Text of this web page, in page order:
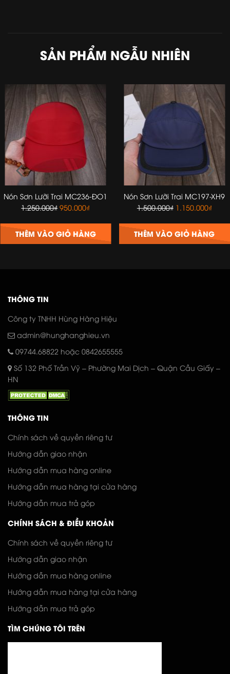
SẢN PHẨM NGẪU NHIÊN
Nón Sơn Lưỡi Trai MC236-ĐO1
1.250.000₫Giá
là:
1.250.000₫.
950.000₫
tại
là:
THÊM VÀO GIỎ HÀNG
Nón Sơn Lưỡi Trai MC197-XH9
1.500.000₫ Giá
là:
1.500.000₫.
1.150.000₫Giá
tại
là:
THÊM VÀO GIỎ HÀNG
THÔNG TIN
Công ty TNHH Hùng Hàng Hiệu
admin@hunghanghieu.vn
09744.68822 hoặc 0842655555
Số 132 Phố Trần Vỹ – Phường Mai Dịch – Quận Cầu Giấy –
HN
THÔNG TIN
Chính sách về quyền riêng tư
Hướng dẫn giao nhận
Hướng dẫn mua hàng online
Hướng dẫn mua hàng tại cửa hàng
Hướng dẫn mua trả góp
CHÍNH SÁCH & ĐIỀU KHOẢN
Chính sách về quyền riêng tư
Hướng dẫn giao nhận
Hướng dẫn mua hàng online
Hướng dẫn mua hàng tại cửa hàng
Hướng dẫn mua trả góp
TÌM CHÚNG TÔI TRÊN